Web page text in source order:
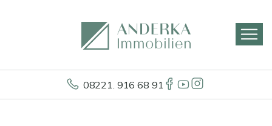
08221. 916 68 91